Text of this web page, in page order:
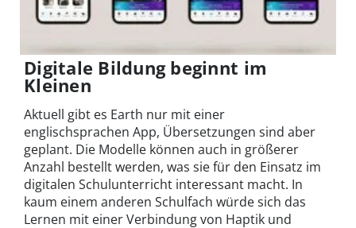
Digitale Bildung beginnt im
Kleinen
Aktuell gibt es Earth nur mit einer
englischsprachen App, Übersetzungen sind aber
geplant. Die Modelle können auch in größerer
Anzahl bestellt werden, was sie für den Einsatz im
digitalen Schulunterricht interessant macht. In
kaum einem anderen Schulfach würde sich das
Lernen mit einer Verbindung von Haptik und